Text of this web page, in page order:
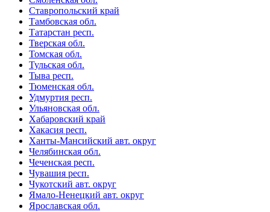
Ставропольский край
Тамбовская обл.
Татарстан респ.
Тверская обл.
Томская обл.
Тульская обл.
Тыва респ.
Тюменская обл.
Удмуртия респ.
Ульяновская обл.
Хабаровский край
Хакасия респ.
Ханты-Мансийский авт. округ
Челябинская обл.
Чеченская респ.
Чувашия респ.
Чукотский авт. округ
Ямало-Ненецкий авт. округ
Ярославская обл.